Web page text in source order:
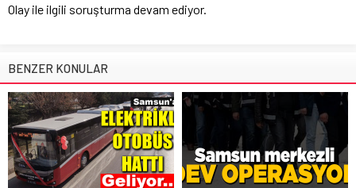
Olay ile ilgili soruşturma devam ediyor.
BENZER KONULAR